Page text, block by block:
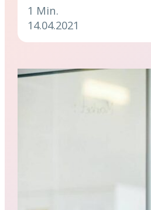
1 Min.
14.04.2021